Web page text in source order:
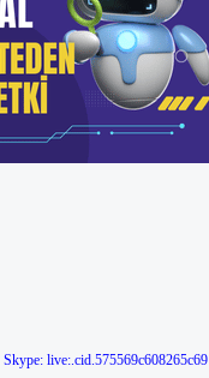
Skype: live:.cid.575569c608265c69